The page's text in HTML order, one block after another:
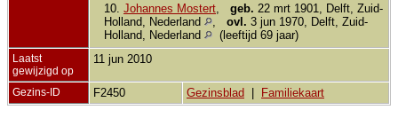
10. Johannes Mostert, geb. 22 mrt 1901, Delft, Zuid-
Holland, Nederland
, ovl. 3 jun 1970, Delft, Zuid-
Holland, Nederland
(leeftijd 69 jaar)
Laatst
gewijzigd op
11 jun 2010
Gezins-ID F2450 Gezinsblad Familiekaart